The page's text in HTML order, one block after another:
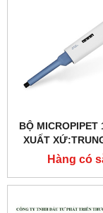
BỘ MICROPIPET
XUẤT
Hàng có